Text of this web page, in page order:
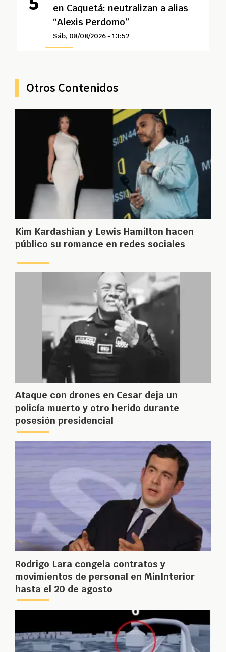
en Caquetá: neutralizan a alias
“Alexis Perdomo”
Sáb, 08/08/2026 - 13:52
Otros Contenidos
Kim Kardashian y Lewis Hamilton hacen
público su romance en redes sociales
Ataque con drones en Cesar deja un
policía muerto y otro herido durante
posesión presidencial
Rodrigo Lara congela contratos y
movimientos de personal en MinInterior
hasta el 20 de agosto